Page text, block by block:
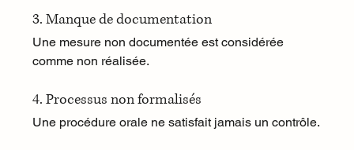
3. Manque de documentation
Une mesure non documentée est considérée
comme non réalisée.
4. Processus non formalisés
Une procédure orale ne satisfait jamais un contrôle.